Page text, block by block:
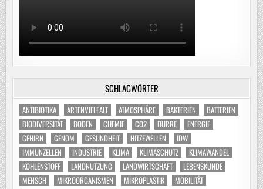
SCHLAGWÖRTER
ANTIBIOTIKA ARTENVIELFALT ATMOSPHÄRE BAKTERIEN
BATTERIEN
BIODIVERSITÄT
BODEN CHEMIE CO2 DÜRRE
ENERGIE
GEHIRN
GENOM GESUNDHEIT HITZEWELLEN
IDW
IMMUNZELLEN
INDUSTRIE KLIMA KLIMASCHUTZ
KLIMAWANDEL
KOHLENSTOFF
LANDNUTZUNG LANDWIRTSCHAFT
LEBENSKUNDE
MENSCH
MIKROORGANISMEN MIKROPLASTIK
MOBILITÄT